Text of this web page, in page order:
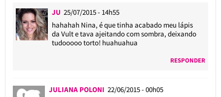
JU 25/07/2015 - 14h55
hahahah Nina, é que tinha acabado meu lápis
da Vult e tava ajeitando com sombra, deixando
tudooooo torto! huahuahua
RESPONDER
JULIANA POLONI 22/06/2015 - 00h05